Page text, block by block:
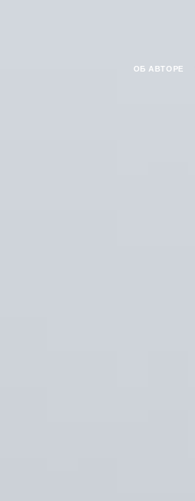
ОБ АВТОРЕ